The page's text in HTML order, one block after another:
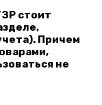
стоит
Причем
не